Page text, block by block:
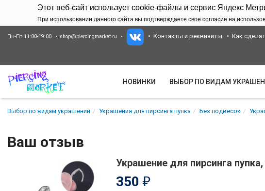
Этот веб-сайт использует cookie-файлы и сервис Яндекс
При использовании данного сайта вы подтверждаете свое согласие на
Пн-Пт 11:00-19:00 shop@piercingmarket.ru Контакты и реквизиты Как
НОВИНКИ ВЫБОР ПО ВИДАМ
Выбор по видам украшений Украшения для пирсинга пупка Без подвесок
Ваш отзыв
Украшение для пирсинга
350 ₽